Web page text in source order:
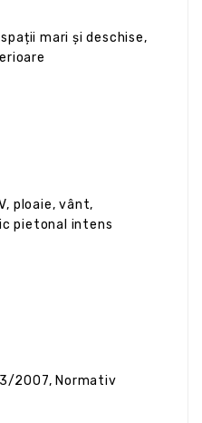
mari și deschise,
ploaie, vânt,
pietonal intens
2007, Normativ